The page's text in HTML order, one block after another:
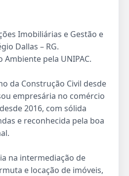
Imobiliárias e Gestão e
Dallas – RG.
Ambiente pela UNIPAC.
da Construção Civil desde
empresária no comércio
2016, com sólida
e reconhecida pela boa
na intermediação de
e locação de imóveis,